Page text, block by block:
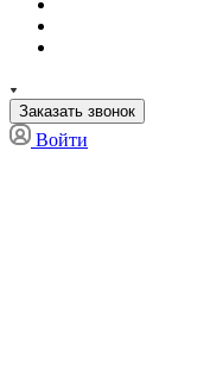
Заказать звонок
Войти